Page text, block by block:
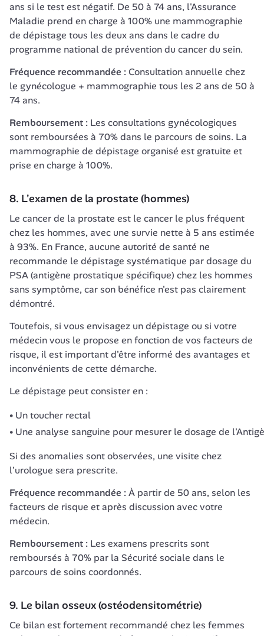
ans si le test est négatif. De 50 à 74 ans, l'Assurance
Maladie prend en charge à 100% une mammographie
de dépistage tous les deux ans dans le cadre du
programme national de prévention du cancer du sein.
Fréquence recommandée : Consultation annuelle chez
le gynécologue + mammographie tous les 2 ans de 50 à
74 ans.
Remboursement : Les consultations gynécologiques
sont remboursées à 70% dans le parcours de soins. La
mammographie de dépistage organisé est gratuite et
prise en charge à 100%.
8. L'examen de la prostate (hommes)
Le cancer de la prostate est le cancer le plus fréquent
chez les hommes, avec une survie nette à 5 ans estimée
à 93%. En France, aucune autorité de santé ne
recommande le dépistage systématique par dosage du
PSA (antigène prostatique spécifique) chez les hommes
sans symptôme, car son bénéfice n'est pas clairement
démontré.
Toutefois, si vous envisagez un dépistage ou si votre
médecin vous le propose en fonction de vos facteurs de
risque, il est important d'être informé des avantages et
inconvénients de cette démarche.
Le dépistage peut consister en :
Un toucher rectal
Une analyse sanguine pour mesurer le dosage de
Si des anomalies sont observées, une visite chez
l'urologue sera prescrite.
Fréquence recommandée : À partir de 50 ans, selon les
facteurs de risque et après discussion avec votre
médecin.
Remboursement : Les examens prescrits sont
remboursés à 70% par la Sécurité sociale dans le
parcours de soins coordonnés.
9. Le bilan osseux (ostéodensitométrie)
Ce bilan est fortement recommandé chez les femmes